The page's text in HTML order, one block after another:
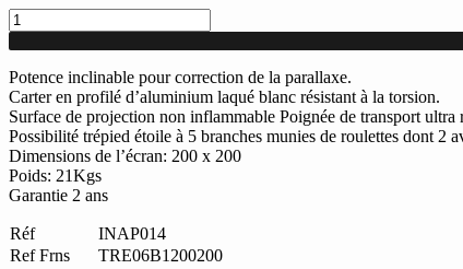
quantité
de
Écran
de
projection
sur
Trépied
ORAY
200X200
cm
carter
en
Potence inclinable pour correction de la parallaxe.
Carter en profilé d’aluminium laqué blanc résistant à la torsion.
Surface de projection non inflammable Poignée de transport ultra
Possibilité trépied étoile à 5 branches munies de roulettes dont 2
Dimensions de l’écran: 200 x 200
Poids: 21Kgs
Garantie 2 ans
Réf
INAP014
Ref Frns
TRE06B1200200